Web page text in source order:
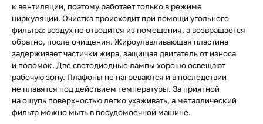
к вентиляции, поэтому работает только в режиме
циркуляции. Очистка происходит при помощи угольного
фильтра: воздух не отводится из помещения, а возвращается
обратно, после очищения. Жироулавливающая пластина
задерживает частички жира, защищая двигатель от износа
и поломок. Две светодиодные лампы хорошо освещают
рабочую зону. Плафоны не нагреваются и в последствии
не плавятся под действием температуры. За приятной
на ощупь поверхностью легко ухаживать, а металлический
фильтр можно мыть в посудомоечной машине.